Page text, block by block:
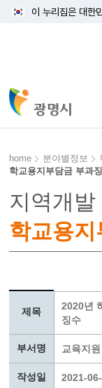
이 누리집은 대한
home 분야별정보
학교용지부담금 부과
지역개발
학교용
제목
2020년
징수
부서명 교육지원
작성일 2021-